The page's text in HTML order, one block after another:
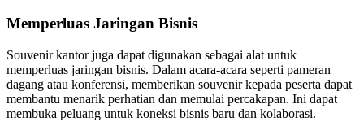
Memperluas Jaringan Bisnis
Souvenir kantor juga dapat digunakan sebagai alat untuk
memperluas jaringan bisnis. Dalam acara-acara seperti pameran
dagang atau konferensi, memberikan souvenir kepada peserta dapat
membantu menarik perhatian dan memulai percakapan. Ini dapat
membuka peluang untuk koneksi bisnis baru dan kolaborasi.